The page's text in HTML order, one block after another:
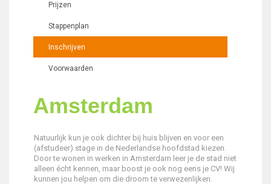
Prijzen
Stappenplan
Inschrijven
Voorwaarden
Amsterdam
Natuurlijk kun je ook dichter bij huis blijven en voor een
(afstudeer) stage in de Nederlandse hoofdstad kiezen.
Door te wonen in werken in Amsterdam leer je de stad niet
alleen écht kennen, maar boost je ook nog eens je CV! Wij
kunnen jou helpen om die droom te verwezenlijken.